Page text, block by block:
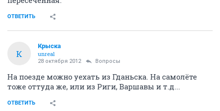
ОТВЕТИТЬ
К
Крыска
unreal
28 октября 2012 Вопросы
На поезде можно уехать из Гданьска. На самолёте
тоже оттуда же, или из Риги, Варшавы и т.д...
ОТВЕТИТЬ